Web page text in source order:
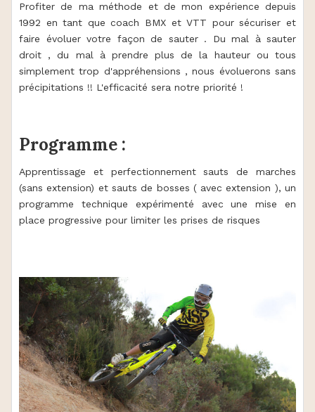
Profiter de ma méthode et de mon expérience depuis
1992 en tant que coach BMX et VTT pour sécuriser et
faire évoluer votre façon de sauter . Du mal à sauter
droit , du mal à prendre plus de la hauteur ou tous
simplement trop d'appréhensions , nous évoluerons sans
précipitations !! L'efficacité sera notre priorité !
Programme :
Apprentissage et perfectionnement sauts de marches
(sans extension) et sauts de bosses ( avec extension ), un
programme technique expérimenté avec une mise en
place progressive pour limiter les prises de risques